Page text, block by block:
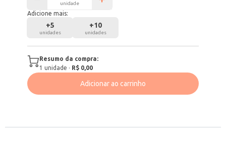
unidade
Adicione mais:
+5
unidades
+10
unidades
Resumo da compra:
1 unidade · R$ 0,00
Adicionar ao carrinho